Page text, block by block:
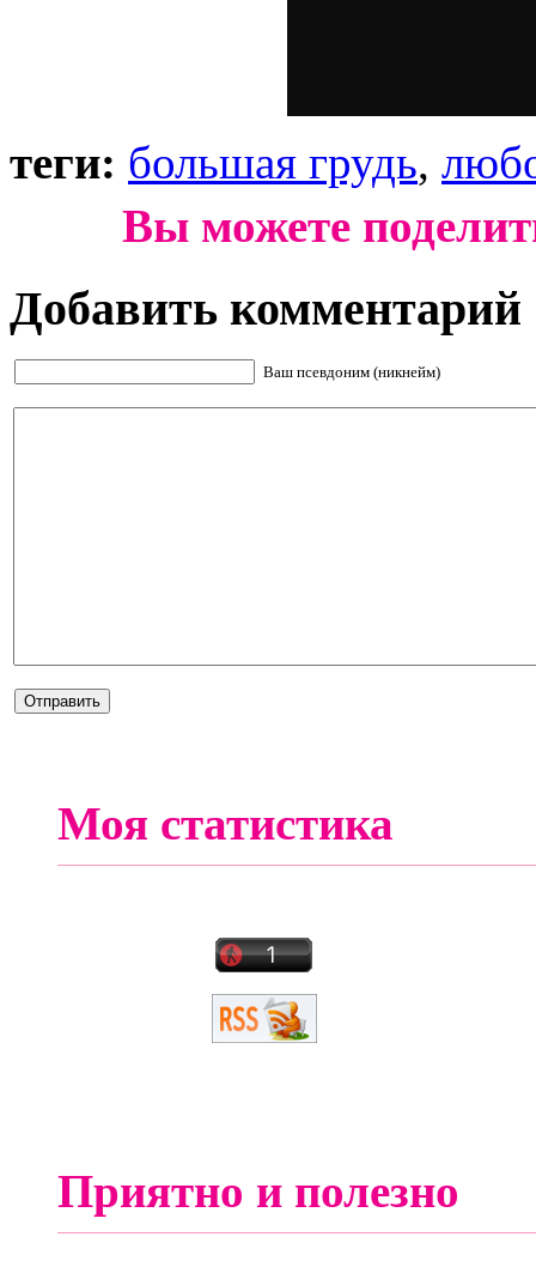
теги: большая грудь,
Вы можете
Добавить комментарий
Ваш псевдоним (никнейм)
Моя статистика
Приятно и полезно